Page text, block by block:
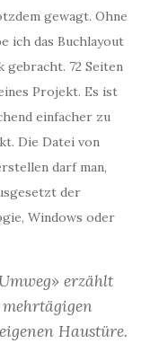
gewagt. Ohne
ich das Buchlayout
72 Seiten
Projekt. Es ist
einfacher zu
Die Datei von
darf man,
der
Windows oder
erzählt
Haustüre.